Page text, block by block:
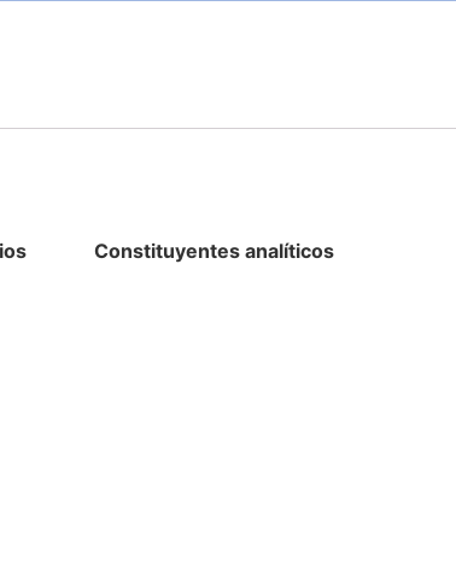
Constituyentes analíticos